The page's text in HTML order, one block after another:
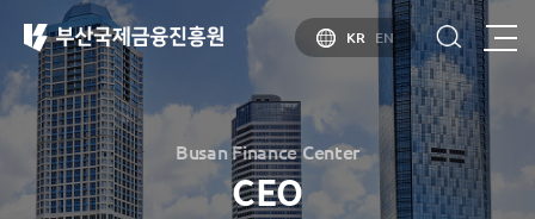
KR EN
Busan Finance Center
CEO